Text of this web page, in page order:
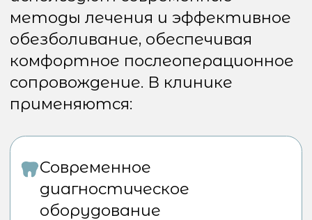
Запись на
консультацию
В Клинике Орджоникидзе
работают опытные хирурги-
стоматологи, готовые помочь в
решении любых проблем. Мы
диагностику, составление
подробного плана лечения и
профессиональное
сопровождение на всех этапах.
Запишитесь на консультацию
прямо сейчас, позвонив по